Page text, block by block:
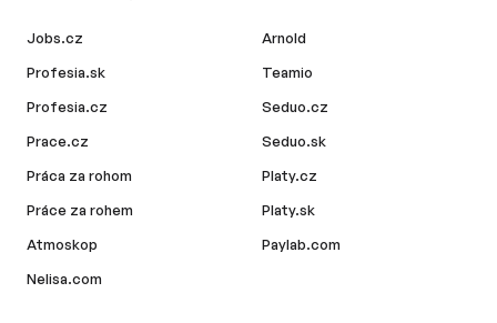
Jobs.cz
Profesia.sk
Profesia.cz
Prace.cz
Práca za rohom
Práce za rohem
Atmoskop
Nelisa.com
Arnold
Teamio
Seduo.cz
Seduo.sk
Platy.cz
Platy.sk
Paylab.com